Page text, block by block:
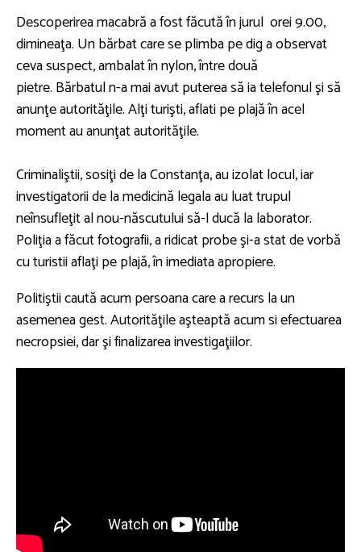
Descoperirea macabră a fost făcută în jurul orei 9.00,
dimineaţa. Un bărbat care se plimba pe dig a observat
ceva suspect, ambalat în nylon, între două
pietre. Bărbatul n-a mai avut puterea să ia telefonul şi să
anunţe autorităţile. Alţi turişti, aflati pe plajă în acel
moment au anunţat autorităţile.
Criminaliştii, sosiţi de la Constanţa, au izolat locul, iar
investigatorii de la medicină legala au luat trupul
neînsufleţit al nou-născutului să-l ducă la laborator.
Poliţia a făcut fotografii, a ridicat probe şi-a stat de vorbă
cu turistii aflaţi pe plajă, în imediata apropiere.
Politiştii caută acum persoana care a recurs la un
asemenea gest. Autorităţile aşteaptă acum si efectuarea
necropsiei, dar şi finalizarea investigaţiilor.